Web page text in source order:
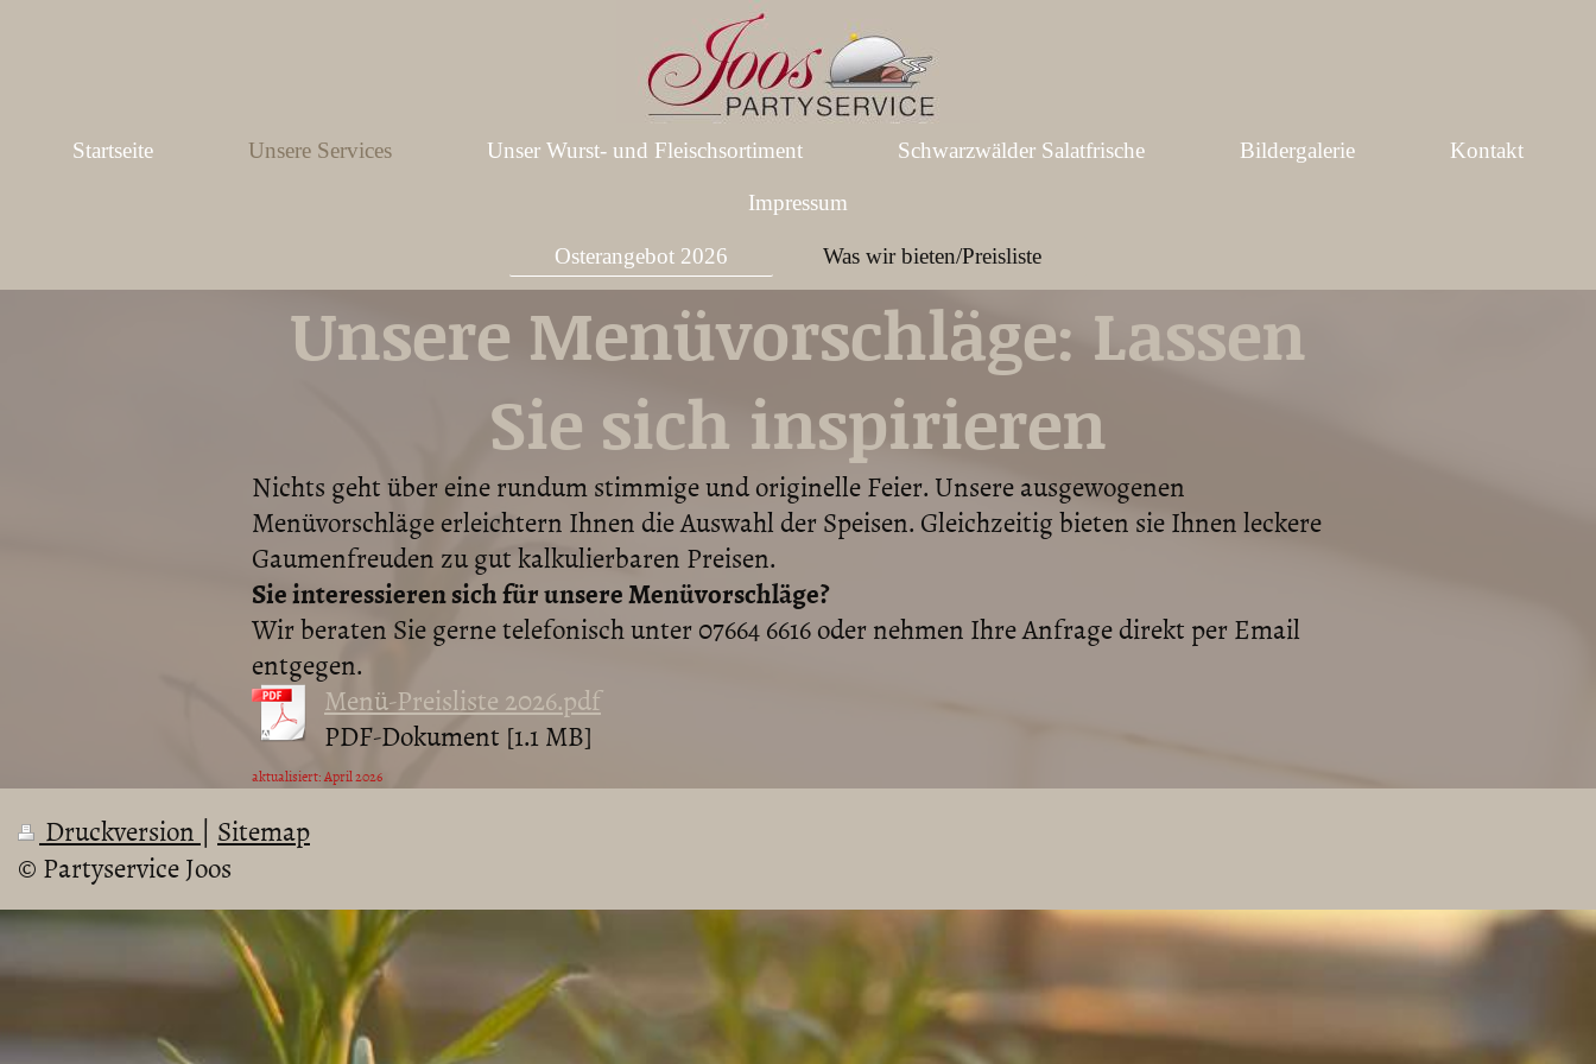
Startseite Unsere Services Unser Wurst- und Fleischsortiment Schwarzwälder Salatfrische Bildergalerie Kontakt
Impressum
Osterangebot 2026 Was wir bieten/Preisliste
Unsere Menüvorschläge: Lassen
Sie sich inspirieren
Nichts geht über eine rundum stimmige und originelle Feier. Unsere ausgewogenen
Menüvorschläge erleichtern Ihnen die Auswahl der Speisen. Gleichzeitig bieten sie Ihnen leckere
Gaumenfreuden zu gut kalkulierbaren Preisen.
Sie interessieren sich für unsere Menüvorschläge?
Wir beraten Sie gerne telefonisch unter 07664 6616 oder nehmen Ihre Anfrage direkt per Email
entgegen.
Menü-Preisliste 2026.pdf
PDF-Dokument [1.1 MB]
aktualisiert: April 2026
Druckversion | Sitemap
© Partyservice Joos